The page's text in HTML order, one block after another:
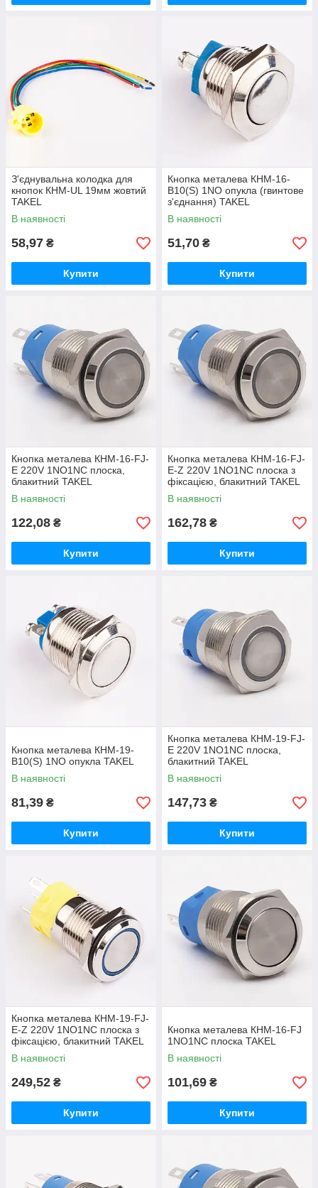
З'єднувальна колодка для
кнопок КНМ-UL 19мм жовтий
TAKEL
В наявності
58,97 ₴
Купити
Кнопка металева КНМ-16-
B10(S) 1NO опукла (гвинтове
з'єднання) TAKEL
В наявності
51,70 ₴
Купити
Кнопка металева КНМ-16-FJ-
E 220V 1NO1NC плоска,
блакитний TAKEL
В наявності
122,08 ₴
Купити
Кнопка металева КНМ-16-FJ-
E-Z 220V 1NO1NC плоска з
фіксацією, блакитний TAKEL
В наявності
162,78 ₴
Купити
Кнопка металева КНМ-19-
B10(S) 1NO опукла TAKEL
В наявності
81,39 ₴
Купити
Кнопка металева КНМ-19-FJ-
E 220V 1NO1NC плоска,
блакитний TAKEL
В наявності
147,73 ₴
Купити
Кнопка металева КНМ-19-FJ-
E-Z 220V 1NO1NC плоска з
фіксацією, блакитний TAKEL
В наявності
249,52 ₴
Купити
Кнопка металева КНМ-16-FJ
1NO1NC плоска TAKEL
В наявності
101,69 ₴
Купити